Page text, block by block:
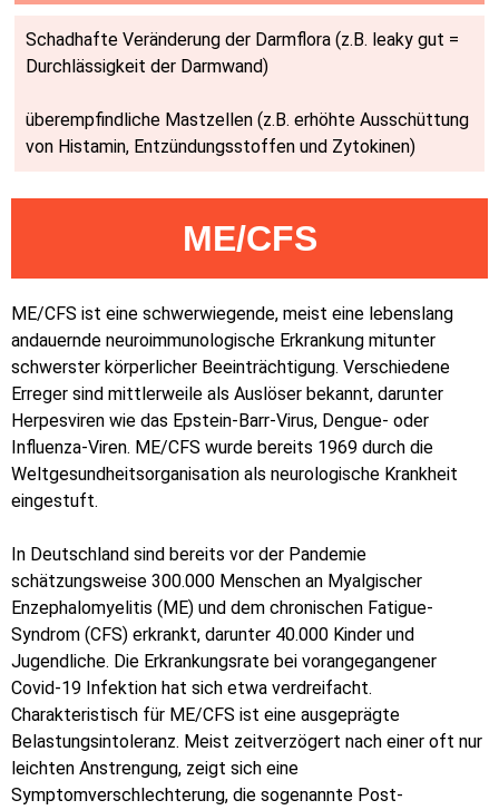
Schadhafte Veränderung der Darmflora (z.B. leaky gut =
Durchläs­sigkeit der Darmwand)
über­empfindliche Mastzellen (z.B. erhöhte Aus­schüt­tung
von Histamin, Entzündungs­stoffen und Zytokinen)
ME/CFS
ME/CFS ist eine schwerwiegende, meist eine lebenslang
andauernde neuroimmunologische Erkrankung mitunter
schwerster körperlicher Beeinträchtigung. Verschiedene
Erreger sind mittlerweile als Auslöser bekannt, darunter
Herpesviren wie das Epstein-Barr-Virus, Dengue- oder
Influenza-Viren. ME/CFS wurde bereits 1969 durch die
Weltgesundheitsorganisation als neurologische Krankheit
eingestuft.
In Deutschland sind bereits vor der Pandemie
schätzungsweise 300.000 Menschen an Myalgischer
Enzephalomyelitis (ME) und dem chronischen Fatigue-
Syndrom (CFS) erkrankt, darunter 40.000 Kinder und
Jugendliche. Die Erkrankungsrate bei vorangegangener
Covid-19 Infektion hat sich etwa verdreifacht.
Charakteristisch für ME/CFS ist eine ausgeprägte
Belastungsintoleranz. Meist zeitverzögert nach einer oft nur
leichten Anstrengung, zeigt sich eine
Symptomverschlechterung, die sogenannte Post-